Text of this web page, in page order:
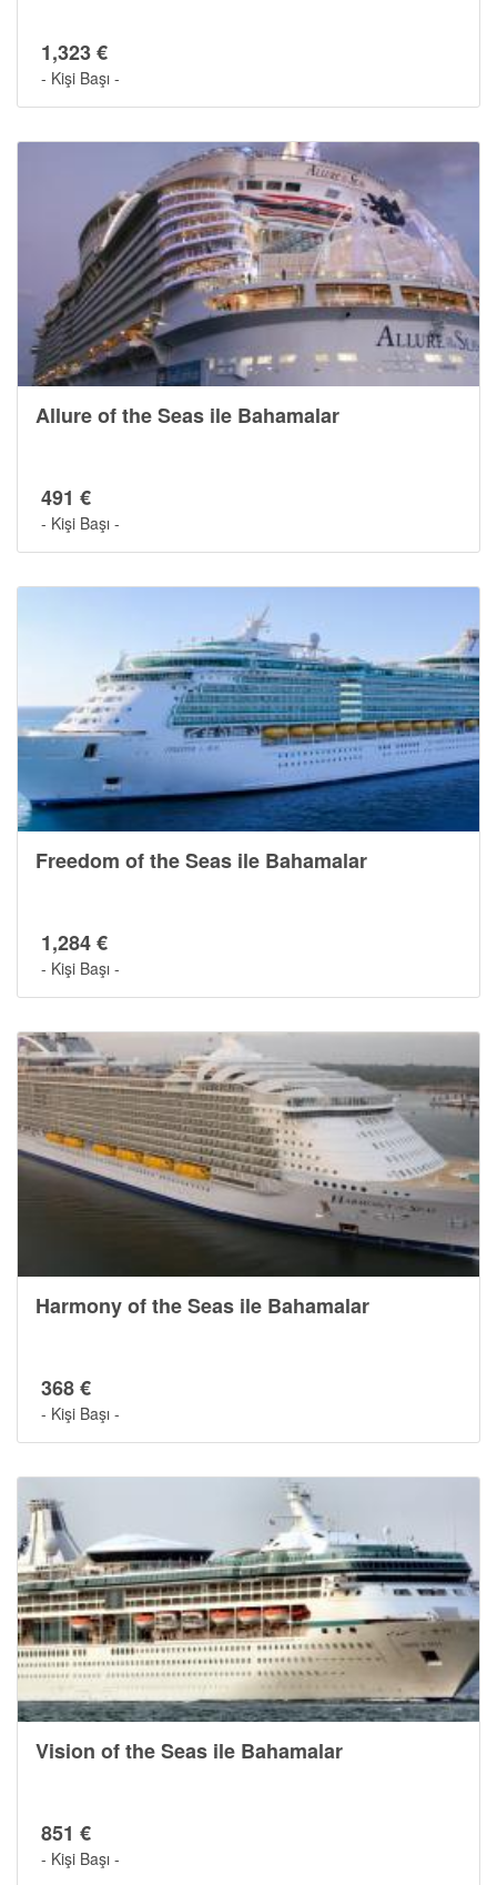
Cruise Hakkında
1,323 €
- Kişi Başı -
Allure of the Seas ile Bahamalar
491 €
- Kişi Başı -
Freedom of the Seas ile Bahamalar
1,284 €
- Kişi Başı -
Harmony of the Seas ile Bahamalar
368 €
- Kişi Başı -
Vision of the Seas ile Bahamalar
851 €
- Kişi Başı -